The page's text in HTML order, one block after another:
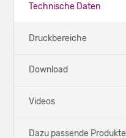
Technische Daten
Druckbereiche
Download
Videos
Dazu passende Produkte